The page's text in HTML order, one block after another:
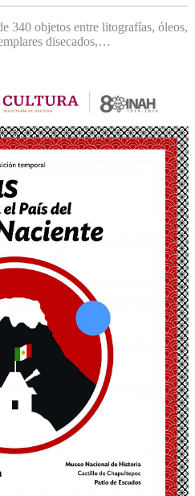
340 objetos entre litografías, óleos,
disecados,…